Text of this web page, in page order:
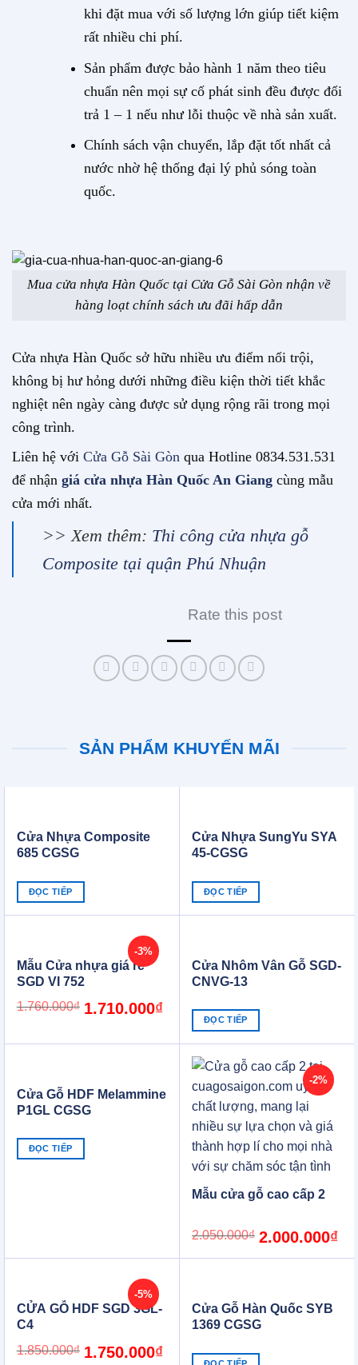
khi đặt mua với số lượng lớn giúp tiết kiệm
rất nhiều chi phí.
Sản phẩm được bảo hành 1 năm theo tiêu
chuẩn nên mọi sự cố phát sinh đều được đổi
trả 1 – 1 nếu như lỗi thuộc về nhà sản xuất.
Chính sách vận chuyển, lắp đặt tốt nhất cả
nước nhờ hệ thống đại lý phủ sóng toàn
quốc.
Mua cửa nhựa Hàn Quốc tại Cửa Gỗ Sài Gòn nhận về
hàng loạt chính sách ưu đãi hấp dẫn
Cửa nhựa Hàn Quốc sở hữu nhiều ưu điểm nổi trội,
không bị hư hỏng dưới những điều kiện thời tiết khắc
nghiệt nên ngày càng được sử dụng rộng rãi trong mọi
công trình.
Liên hệ với Cửa Gỗ Sài Gòn qua Hotline 0834.531.531
để nhận giá cửa nhựa Hàn Quốc An Giang cùng mẫu
cửa mới nhất.
>> Xem thêm: Thi công cửa nhựa gỗ
Composite tại quận Phú Nhuận
Rate this post
SẢN PHẨM KHUYẾN MÃI
Cửa Nhựa Composite
685 CGSG
ĐỌC TIẾP
Cửa Nhựa SungYu SYA
45-CGSG
ĐỌC TIẾP
-3%
Mẫu Cửa nhựa giá rẻ
SGD VI 752
1.760.000₫ Original
price
1.710.000₫Current
price
Cửa Nhôm Vân Gỗ SGD-
CNVG-13
ĐỌC TIẾP
Cửa Gỗ HDF Melammine
P1GL CGSG
ĐỌC TIẾP
-2%
Mẫu cửa gỗ cao cấp 2
2.050.000₫ Original
price
2.000.000₫
-5%
CỬA GỖ HDF SGD 3GL-
C4
1.850.000₫ Original
price
1.750.000₫Current
price
Cửa Gỗ Hàn Quốc SYB
1369 CGSG
ĐỌC TIẾP